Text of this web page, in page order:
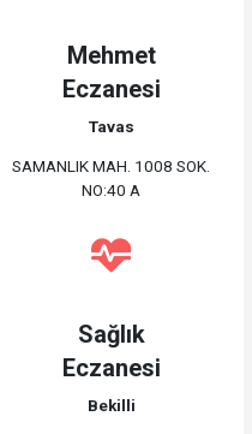
Mehmet
Eczanesi
Tavas
SAMANLIK MAH. 1008 SOK.
NO:40 A
Sağlık
Eczanesi
Bekilli